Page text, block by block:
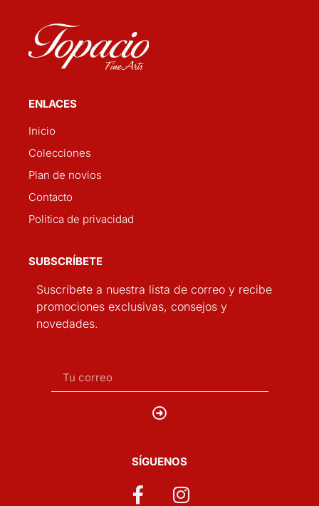
ENLACES
Inicio
Colecciones
Plan de novios
Contacto
Politica de privacidad
SUBSCRÍBETE
Suscríbete a nuestra lista de correo y recibe
promociones exclusivas, consejos y
novedades.
SÍGUENOS